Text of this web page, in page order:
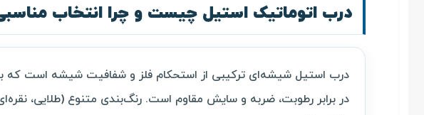
درب اتوماتیک استیل چیست و چرا انتخاب
درب استیل شیشه‌ای ترکیبی از استحکام فلز و شفافیت شیشه است که
در برابر رطوبت، ضربه و سایش مقاوم است. رنگ‌بندی متنوع (طلایی،